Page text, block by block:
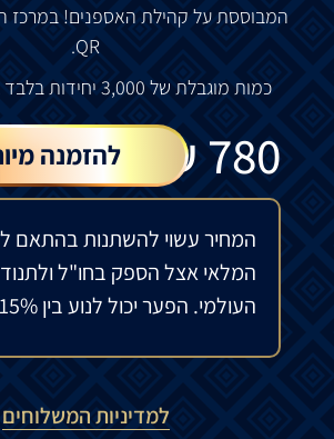
המבוססתעל קהילת האספנים!במרכז
QR.
כמות מוגבלת של יחידותבלבד
780
₪ להזמנה
המחיר עשוי להשתנות בהתאם
המלאי אצל הספק בחו"ל
העולמי. הפער יכול לנוע בין 15% ל-35%.
למדיניות המשלוחים